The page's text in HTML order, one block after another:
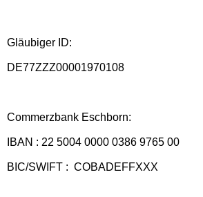
Gläubiger ID:
DE77ZZZ00001970108
Commerzbank Eschborn:
IBAN : 22 5004 0000 0386 9765 00
BIC/SWIFT : COBADEFFXXX